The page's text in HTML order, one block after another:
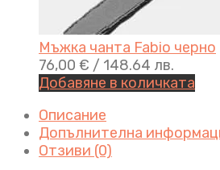
Мъжка чанта Fabio черно
76,00 € / 148.64 лв.
Добавяне в количката
Описание
Допълнителна
Отзиви (0)